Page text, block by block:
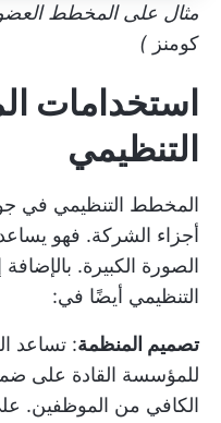
مثال على المخطط
كومنز )
استخدامات
التنظيمي
المخطط التنظيمي في
أجزاء الشركة. فهو
الصورة الكبيرة.
التنظيمي أيضًا في:
تصميم المنظمة: تساعد
للمؤسسة القادة على
الكافي من الموظفين.